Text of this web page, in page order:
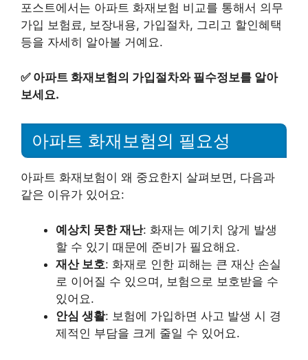
포스트에서는 아파트 화재보험 비교를 통해서 의무
가입 보험료, 보장내용, 가입절차, 그리고 할인혜택
등을 자세히 알아볼 거예요.
✅ 아파트 화재보험의 가입절차와 필수정보를 알아
보세요.
아파트 화재보험의 필요성
아파트 화재보험이 왜 중요한지 살펴보면, 다음과
같은 이유가 있어요:
예상치 못한 재난: 화재는 예기치 않게 발생
할 수 있기 때문에 준비가 필요해요.
재산 보호: 화재로 인한 피해는 큰 재산 손실
로 이어질 수 있으며, 보험으로 보호받을 수
있어요.
안심 생활: 보험에 가입하면 사고 발생 시 경
제적인 부담을 크게 줄일 수 있어요.